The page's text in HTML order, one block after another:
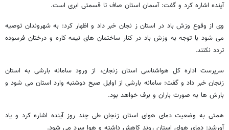
آینده اشاره کرد و گفت: آسمان استان صاف تا قسمتی ابری است.
وی از وقوع وزش باد در استان ز نجان خبر داد و اظهار کرد: به شهروندان توصیه
می شود با توجه به وزش باد در کنار ساختمان های نیمه کاره و درختان فرسوده
تردد نکنند.
سرپرست اداره کل هواشناسی استان زنجان، از ورود سامانه بارشی به استان
زنجان خبر داد و گفت: سامانه بارشی از اوایل صبح دوشنبه وارد استان می شود و
بارش ها به صورت باران و برف خواهد بود.
همتی به وضعیت دمای هوای استان زنجان طی چند روز آینده اشاره کرد و یاد